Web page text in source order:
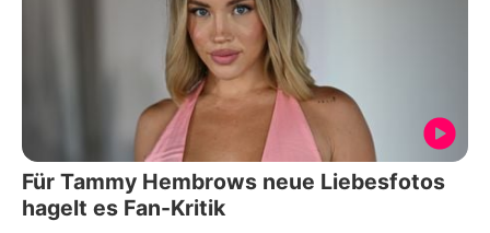
Für Tammy Hembrows neue Liebesfotos
hagelt es Fan-Kritik